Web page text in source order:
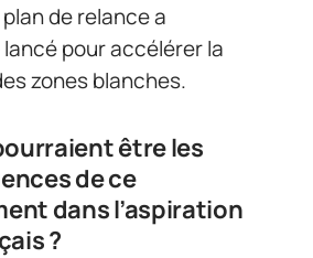
de relance a
lancé pour accélérer la
zones blanches.
être les
de ce
dans l’aspiration
?